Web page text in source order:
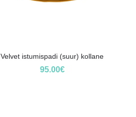
Velvet istumispadi (suur) kollane
95.00€